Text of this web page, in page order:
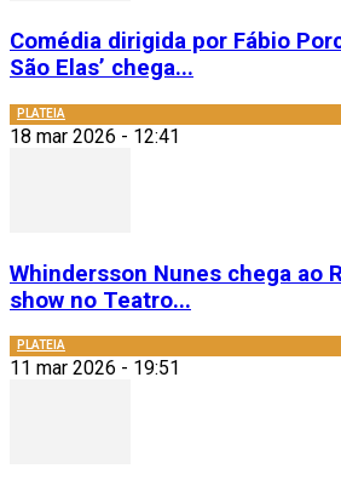
Comédia dirigida por Fábio
São Elas’ chega...
PLATEIA
18 mar 2026 - 12:41
Whindersson Nunes chega ao
show no Teatro...
PLATEIA
11 mar 2026 - 19:51